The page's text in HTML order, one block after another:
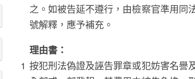
之。如被告延不遵行，由檢察官準用同
號解釋，應予補充。
理由書：
按犯刑法偽證及誣告罪章或犯妨害名譽